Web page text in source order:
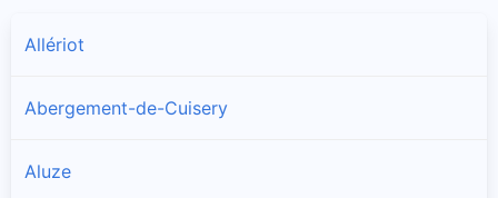
Allériot
Abergement-de-Cuisery
Aluze